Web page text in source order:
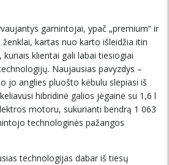
gamintojai, ypač „premium“ ir
kartas nuo karto išleidžia itin
klientai gali labai tiesiogiai
Naujausias pavyzdys –
jo anglies pluošto kėbulu slepiasi iš
hibridinė galios jėgainė su 1,6 l
motoru, sukurianti bendrą 1 063
technologinės pažangos
technologijas dabar iš tiesų